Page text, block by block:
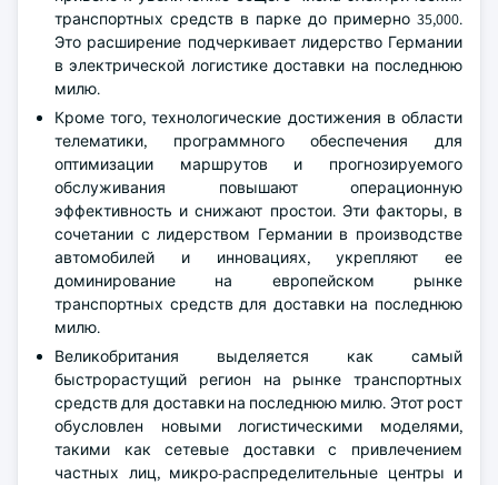
транспортных средств в парке до примерно 35,000.
Это расширение подчеркивает лидерство Германии
в электрической логистике доставки на последнюю
милю.
Кроме того, технологические достижения в области
телематики, программного обеспечения для
оптимизации маршрутов и прогнозируемого
обслуживания повышают операционную
эффективность и снижают простои. Эти факторы, в
сочетании с лидерством Германии в производстве
автомобилей и инновациях, укрепляют ее
доминирование на европейском рынке
транспортных средств для доставки на последнюю
милю.
Великобритания выделяется как самый
быстрорастущий регион на рынке транспортных
средств для доставки на последнюю милю. Этот рост
обусловлен новыми логистическими моделями,
такими как сетевые доставки с привлечением
частных лиц, микро-распределительные центры и